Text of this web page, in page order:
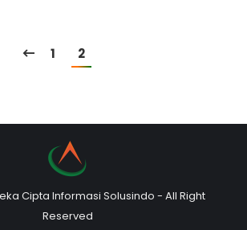
1 2
Cipta Informasi Solusindo - All Right
Reserved